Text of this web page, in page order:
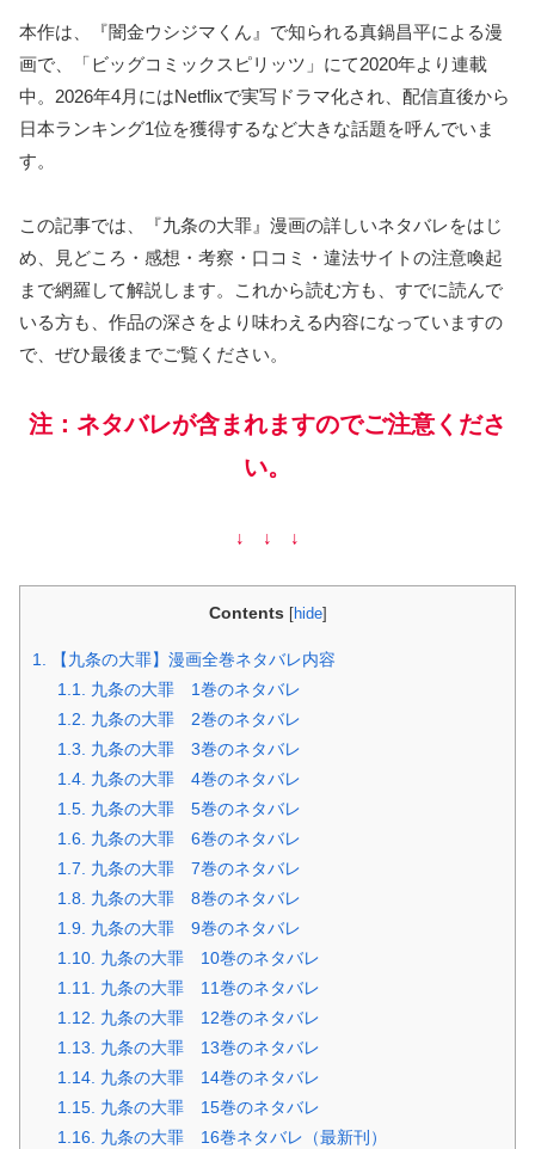
本作は、『闇金ウシジマくん』で知られる真鍋昌平による漫
画で、「ビッグコミックスピリッツ」にて2020年より連載
中。2026年4月にはNetflixで実写ドラマ化され、配信直後から
日本ランキング1位を獲得するなど大きな話題を呼んでいま
す。
この記事では、『九条の大罪』漫画の詳しいネタバレをはじ
め、見どころ・感想・考察・口コミ・違法サイトの注意喚起
まで網羅して解説します。これから読む方も、すでに読んで
いる方も、作品の深さをより味わえる内容になっていますの
で、ぜひ最後までご覧ください。
注：ネタバレが含まれますのでご注意くださ
い。
↓ ↓ ↓
Contents [hide]
1. 【九条の大罪】漫画全巻ネタバレ内容
1.1. 九条の大罪 1巻のネタバレ
1.2. 九条の大罪 2巻のネタバレ
1.3. 九条の大罪 3巻のネタバレ
1.4. 九条の大罪 4巻のネタバレ
1.5. 九条の大罪 5巻のネタバレ
1.6. 九条の大罪 6巻のネタバレ
1.7. 九条の大罪 7巻のネタバレ
1.8. 九条の大罪 8巻のネタバレ
1.9. 九条の大罪 9巻のネタバレ
1.10. 九条の大罪 10巻のネタバレ
1.11. 九条の大罪 11巻のネタバレ
1.12. 九条の大罪 12巻のネタバレ
1.13. 九条の大罪 13巻のネタバレ
1.14. 九条の大罪 14巻のネタバレ
1.15. 九条の大罪 15巻のネタバレ
1.16. 九条の大罪 16巻ネタバレ（最新刊）